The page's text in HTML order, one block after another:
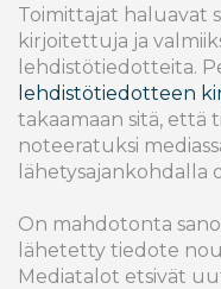
Toimittajat haluavat
kirjoitettuja ja
lehdistötiedotteita.
lehdistötiedotteen
takaamaan sitä, että
noteeratuksi
lähetysajankohdalla
On mahdotonta
lähetetty tiedote
Mediatalot etsivät